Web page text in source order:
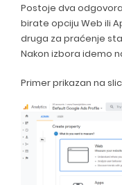
Postoje dva
birate opciju Web ili
druga za praćenje
Nakon izbora idemo
Primer prikazan na